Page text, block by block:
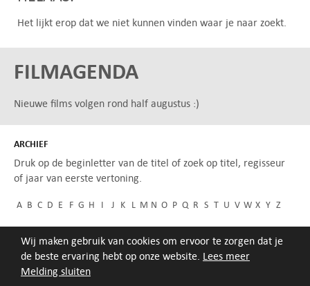
Melding sluiten
Wij maken gebruik van cookies om ervoor te zorgen dat je
de beste ervaring hebt op onze website. Lees meer
Het lijkt erop dat we niet kunnen vinden waar je naar zoekt.
FILMAGENDA
Nieuwe films volgen rond half augustus :)
ARCHIEF
Druk op de beginletter van de titel of zoek op titel, regisseur
of jaar van eerste vertoning.
A B C D E F G H I J K L M N O P Q R S T U V W X Y Z